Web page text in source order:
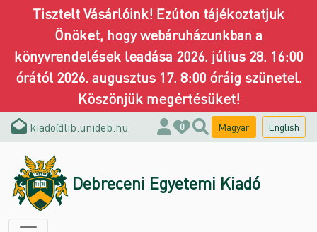
Tisztelt Vásárlóink! Ezúton tájékoztatjuk
Önöket, hogy webáruházunkban a
könyvrendelések leadása 2026. július 28. 16:00
órától 2026. augusztus 17. 8:00 óráig szünetel.
Köszönjük megértésüket!
kiado@lib.unideb.hu 0 Magyar English
Debreceni Egyetemi Kiadó